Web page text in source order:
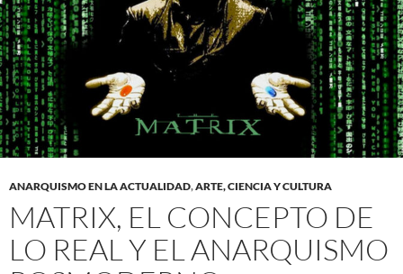
ANARQUISMO EN LA ACTUALIDAD,ARTE, CIENCIA Y CULTURA
MATRIX, EL CONCEPTO DE
LO REAL Y EL ANARQUISMO